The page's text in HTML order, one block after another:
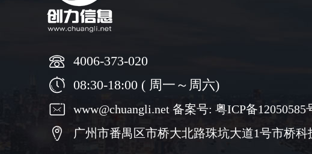
4006-373-020
08:30-18:00 ( 周一～周六)
www@chuangli.net 备案号: 粤ICP备12050585
广州市番禺区市桥大北路珠坑大道1号市桥科